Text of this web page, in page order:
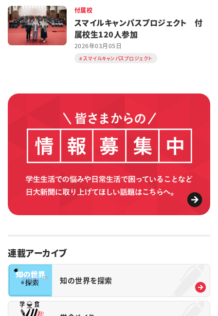
付属校
スマイルキャンパスプロジェクト 付
属校生120人参加
2026年03月05日
スマイルキャンパスプロジェクト
連載アーカイブ
知の世界を探索